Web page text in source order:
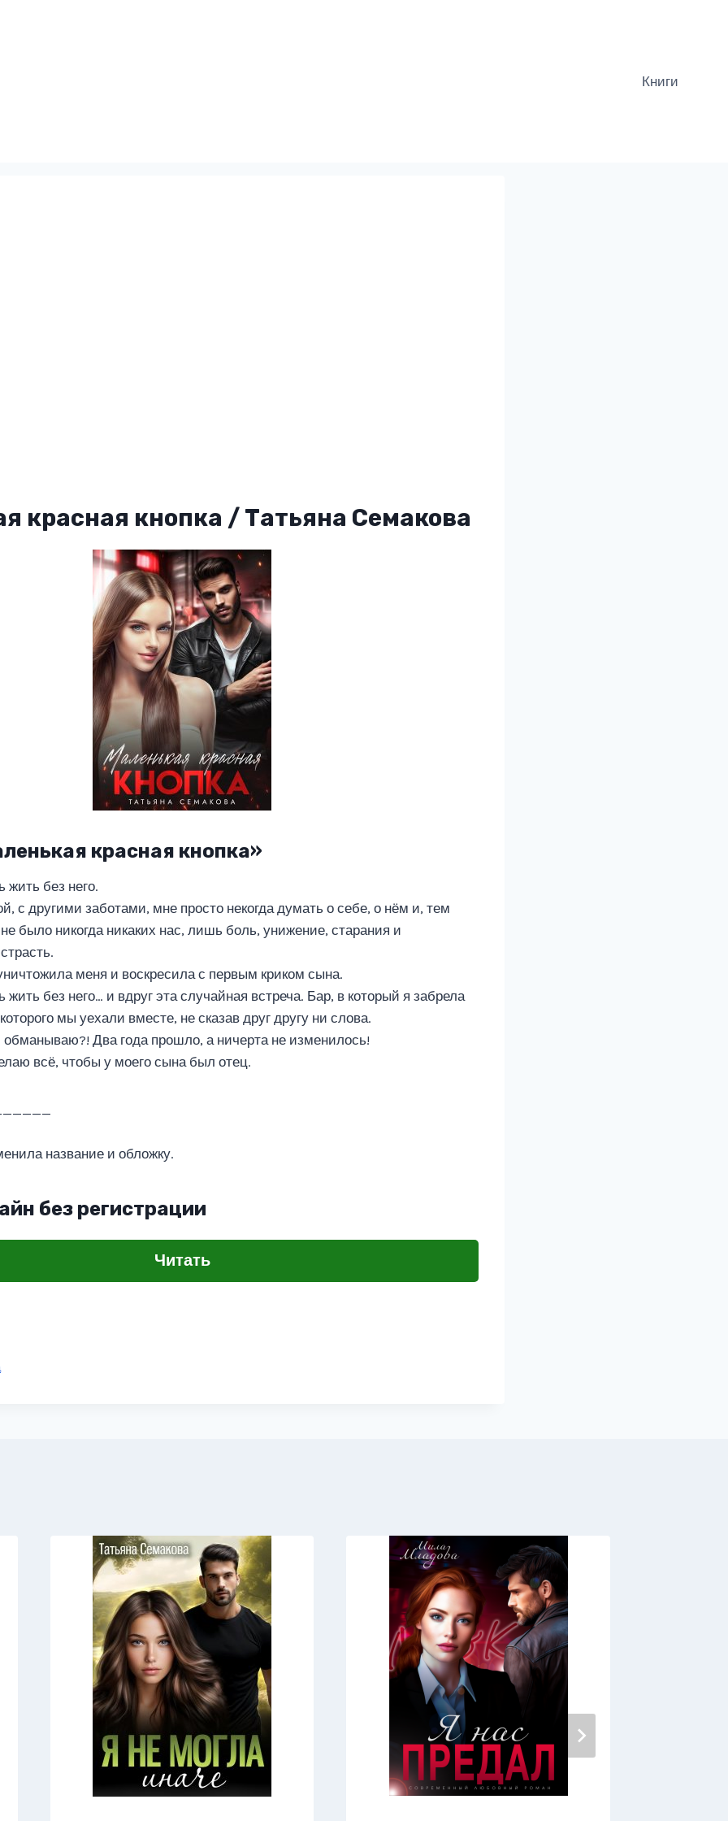
Книги
красная кнопка / Татьяна Семакова
красная кнопка»
жить без него.
с другими заботами, мне просто некогда думать о себе, о нём и, тем
было никогда никаких нас, лишь боль, унижение, старания и
меня и воскресила с первым криком сына.
жить без него… и вдруг эта случайная встреча. Бар, в который я забрела
мы уехали вместе, не сказав друг другу ни слова.
обманываю?! Два года прошло, а ничерта не изменилось!
всё, чтобы у моего сына был отец.
название и обложку.
без регистрации
Читать